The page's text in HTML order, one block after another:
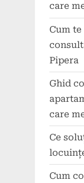
care
Cum
Pipera
Ghid
care
Ce
Cum